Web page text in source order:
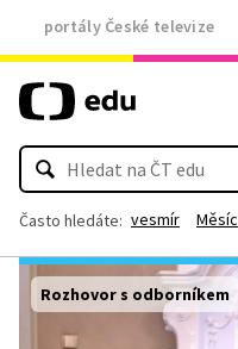
portály České televize
Často hledáte: vesmír Měsíc
Rozhovor s odborníkem